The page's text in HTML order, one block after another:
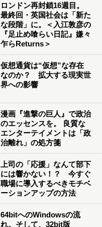
ロンドン再封鎖16週目。
最終回・英国社会は「新た
な段階」に。＜入江敦彦の
『足止め喰らい日記』嫌々
乍らReturns＞
仮想通貨は“仮想”な存在
なのか？ 拡大する現実世
界への影響
漫画『進撃の巨人』で政治
のエッセンスを。 良質な
エンターテイメントは「政
治離れ」の処方箋
上司の「応援」なんて部下
には響かない！？ 今すぐ
職場に導入するべきモチベ
ーションアップの方法
64bitへのWindowsの流
れ。そして、32bit版